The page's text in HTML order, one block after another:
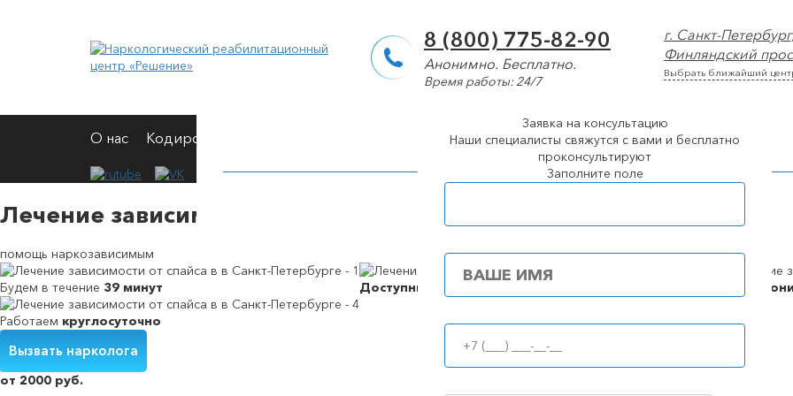
8 (800) 775-82-90
Анонимно. Бесплатно.
Время работы: 24/7
г. Санкт-Петербург,
Финляндский
Выбрать ближайший
О нас Кодирование Лечение алкоголизма Лечение наркомании
Лечение зависимости от спайса в в Санкт-Петербурге
помощь наркозависимым
Будем в течение 39 минут Доступные
Работаем круглосуточно
Вызвать нарколога
от 2000 руб.
Заявка на консультацию
Наши специалисты свяжутся с вами и бесплатно
проконсультируют
Заполните поле